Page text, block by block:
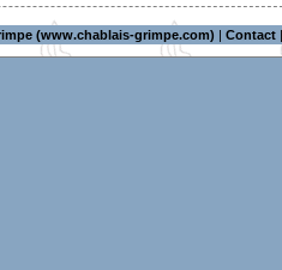
(www.chablais-grimpe.com) | Contact